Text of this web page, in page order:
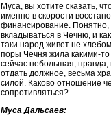
Муса, вы хотите сказать,
именно в скорости
финансирование. Понятно,
вкладываться в Чечню, и
таки народ живет не
поры Чечня жила какими-
сейчас небольшая, правда,
отдать должное, весьма
силой. Каково отношение
сопротивляться?
Муса Дальсаев: